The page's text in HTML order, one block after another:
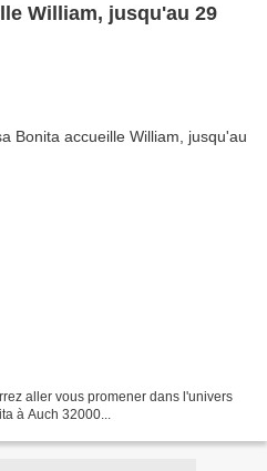
William, jusqu'au 29
aller vous promener dans l'univers
à Auch 32000...